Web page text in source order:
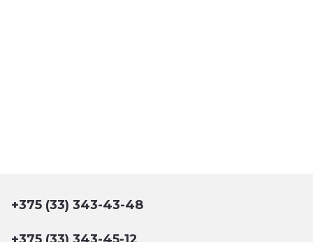
+375 (33) 343-43-48